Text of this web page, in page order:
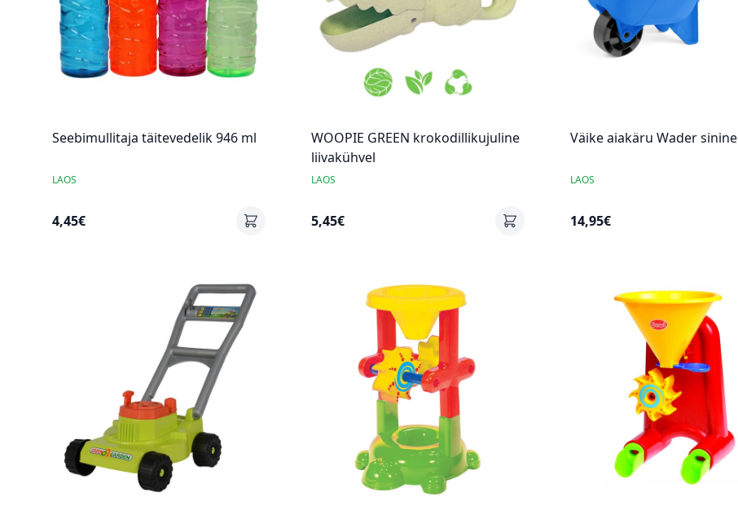
Seebimullitaja täitevedelik 946 ml
LAOS
4,45€
WOOPIE GREEN krokodillikujuline
liivakühvel
LAOS
5,45€
Väike aiakäru Wader sinine
LAOS
14,95€